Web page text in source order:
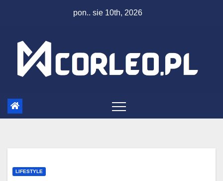
pon.. sie 10th, 2026
LIFESTYLE